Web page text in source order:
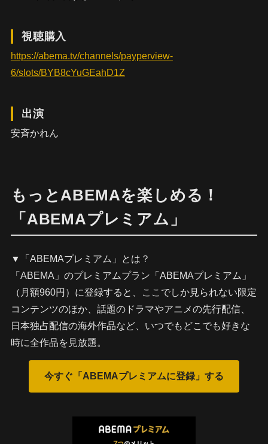
視聴購入
https://abema.tv/channels/payperview-
6/slots/BYB8cYuGEahD1Z
出演
安斉かれん
もっとABEMAを楽しめる！
「ABEMAプレミアム」
▼「ABEMAプレミアム」とは？
「ABEMA」のプレミアムプラン「ABEMAプレミアム」
（月額960円）に登録すると、ここでしか見られない限定
コンテンツのほか、話題のドラマやアニメの先行配信、
日本独占配信の海外作品など、いつでもどこでも好きな
時に全作品を見放題。